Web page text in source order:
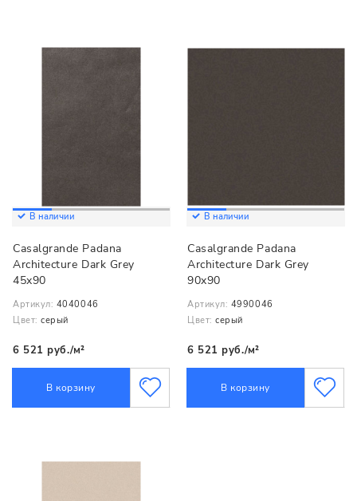
В наличии
Casalgrande Padana
Architecture Dark Grey
45x90
Артикул: 4040046
Цвет: серый
6 521 руб./м²
В корзину
В наличии
Casalgrande Padana
Architecture Dark Grey
90x90
Артикул: 4990046
Цвет: серый
6 521 руб./м²
В корзину